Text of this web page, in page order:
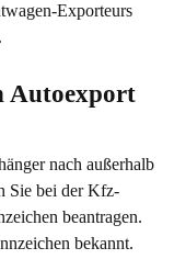
Exporteurs
Autoexport
nach außerhalb
Sie bei der Kfz-
beantragen.
bekannt.